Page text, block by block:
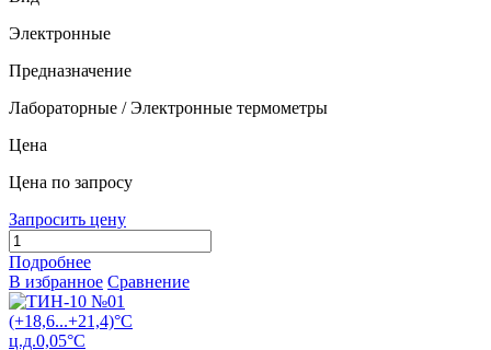
Электронные
Предназначение
Лабораторные / Электронные термометры
Цена
Цена по запросу
Запросить цену
Подробнее
В избранное Сравнение